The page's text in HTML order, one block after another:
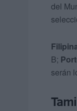
del
B;
serán